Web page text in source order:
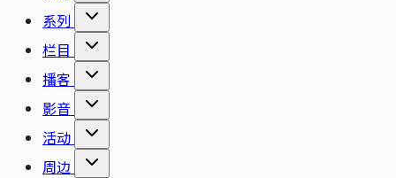
系列
栏目
播客
影音
活动
周边